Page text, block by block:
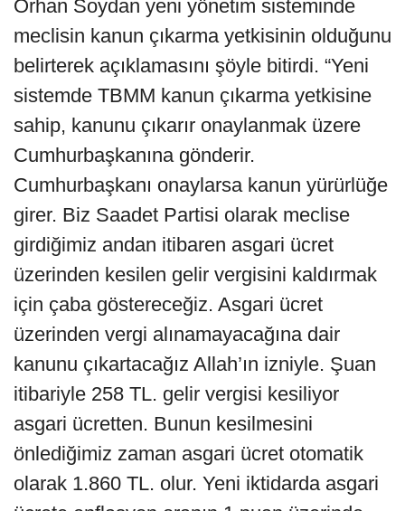
Orhan Soydan yeni yönetim sisteminde
meclisin kanun çıkarma yetkisinin olduğunu
belirterek açıklamasını şöyle bitirdi. “Yeni
sistemde TBMM kanun çıkarma yetkisine
sahip, kanunu çıkarır onaylanmak üzere
Cumhurbaşkanına gönderir.
Cumhurbaşkanı onaylarsa kanun yürürlüğe
girer. Biz Saadet Partisi olarak meclise
girdiğimiz andan itibaren asgari ücret
üzerinden kesilen gelir vergisini kaldırmak
için çaba göstereceğiz. Asgari ücret
üzerinden vergi alınamayacağına dair
kanunu çıkartacağız Allah’ın izniyle. Şuan
itibariyle 258 TL. gelir vergisi kesiliyor
asgari ücretten. Bunun kesilmesini
önlediğimiz zaman asgari ücret otomatik
olarak 1.860 TL. olur. Yeni iktidarda asgari